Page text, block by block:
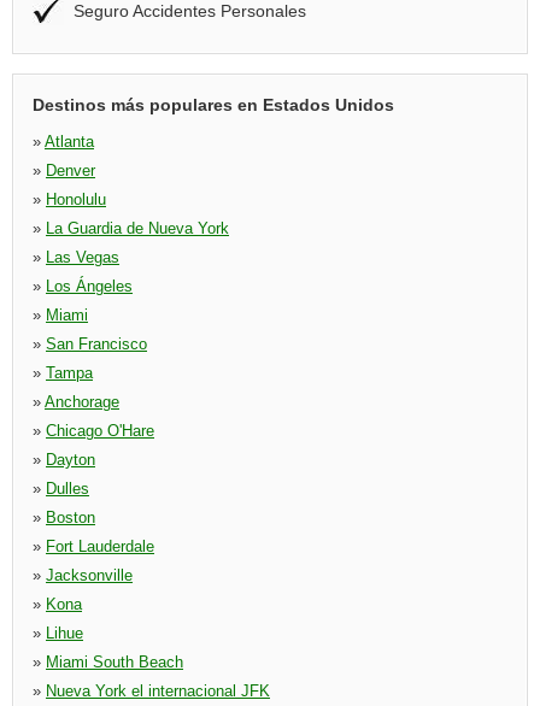
Seguro Accidentes Personales
Destinos más populares en Estados Unidos
» Atlanta
» Denver
» Honolulu
» La Guardia de Nueva York
» Las Vegas
» Los Ángeles
» Miami
» San Francisco
» Tampa
» Anchorage
» Chicago O'Hare
» Dayton
» Dulles
» Boston
» Fort Lauderdale
» Jacksonville
» Kona
» Lihue
» Miami South Beach
» Nueva York el internacional JFK